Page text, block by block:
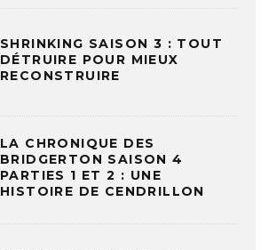
SHRINKING SAISON 3 : TOUT
DÉTRUIRE POUR MIEUX
RECONSTRUIRE
LA CHRONIQUE DES
BRIDGERTON SAISON 4
PARTIES 1 ET 2 : UNE
HISTOIRE DE CENDRILLON